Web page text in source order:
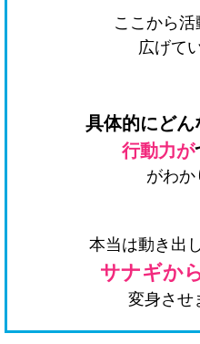
ここから
広げて
具体的にど
行動力が
がわか
本当は動き出
サナギか
変身させ